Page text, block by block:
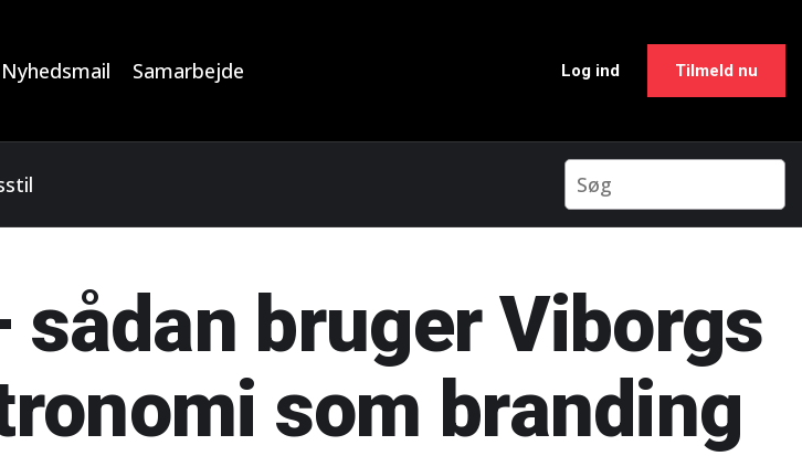
Nyhedsmail Samarbejde Log ind Tilmeld nu
bruger Viborgs
som branding